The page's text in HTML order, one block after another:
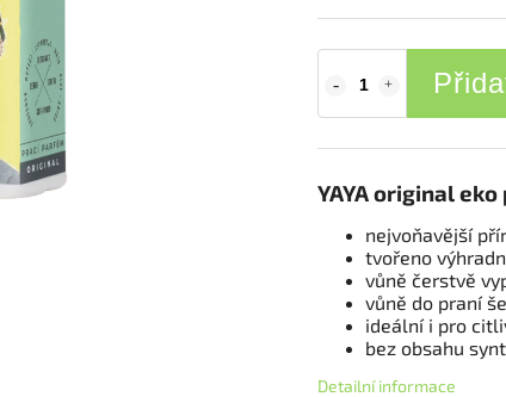
YAYA original
nejvoňavější
tvořeno
vůně čerstvě
vůně do praní
ideální i pro
bez obsahu
Detailní informace